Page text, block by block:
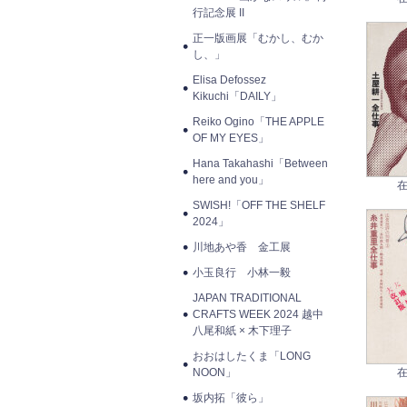
行記念展 II
正一版画展「むかし、むか
し、」
Elisa Defossez
Kikuchi「DAILY」
Reiko Ogino「THE APPLE
OF MY EYES」
Hana Takahashi「Between
here and you」
SWISH!「OFF THE SHELF
2024」
川地あや香 金工展
小玉良行 小林一毅
JAPAN TRADITIONAL
CRAFTS WEEK 2024 越中
八尾和紙 × 木下理子
おおはしたくま「LONG
NOON」
坂内拓「彼ら」